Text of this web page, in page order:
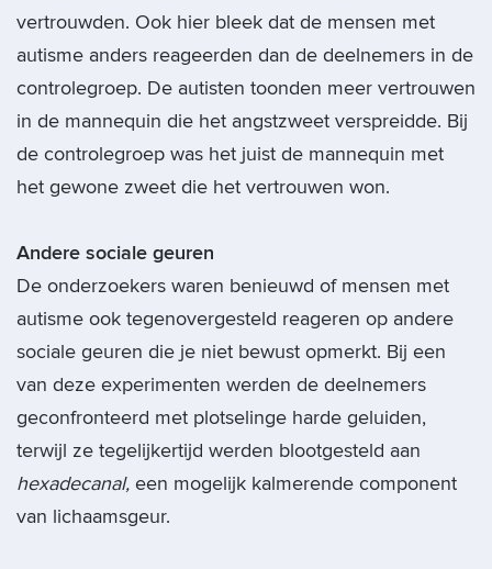
vertrouwden. Ook hier bleek dat de mensen met
autisme anders reageerden dan de deelnemers in de
controlegroep. De autisten toonden meer vertrouwen
in de mannequin die het angstzweet verspreidde. Bij
de controlegroep was het juist de mannequin met
het gewone zweet die het vertrouwen won.
Andere sociale geuren
De onderzoekers waren benieuwd of mensen met
autisme ook tegenovergesteld reageren op andere
sociale geuren die je niet bewust opmerkt. Bij een
van deze experimenten werden de deelnemers
geconfronteerd met plotselinge harde geluiden,
terwijl ze tegelijkertijd werden blootgesteld aan
hexadecanal, een mogelijk kalmerende component
van lichaamsgeur.